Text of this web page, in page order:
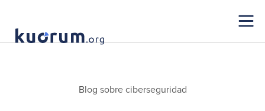
Blog sobre ciberseguridad